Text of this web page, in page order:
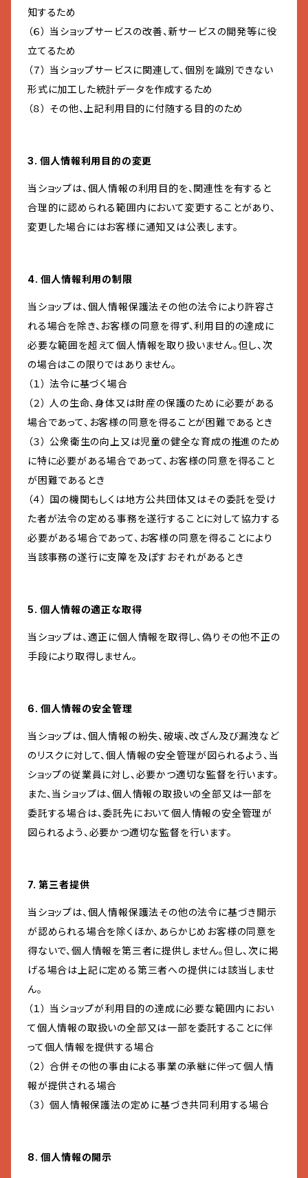
知するため
（６） 当ショップサービスの改善、新サービスの開発等に役
立てるため
（７） 当ショップサービスに関連して、個別を識別できない
形式に加工した統計データを作成するため
（８） その他、上記利用目的に付随する目的のため
3. 個人情報利用目的の変更
当ショップは、個人情報の利用目的を、関連性を有すると
合理的に認められる範囲内において変更することがあり、
変更した場合にはお客様に通知又は公表します。
4. 個人情報利用の制限
当ショップは、個人情報保護法その他の法令により許容さ
れる場合を除き、お客様の同意を得ず、利用目的の達成に
必要な範囲を超えて個人情報を取り扱いません。但し、次
の場合はこの限りではありません。
（１） 法令に基づく場合
（２） 人の生命、身体又は財産の保護のために必要がある
場合であって、お客様の同意を得ることが困難であるとき
（３） 公衆衛生の向上又は児童の健全な育成の推進のため
に特に必要がある場合であって、お客様の同意を得ること
が困難であるとき
（４） 国の機関もしくは地方公共団体又はその委託を受け
た者が法令の定める事務を遂行することに対して協力する
必要がある場合であって、お客様の同意を得ることにより
当該事務の遂行に支障を及ぼすおそれがあるとき
5. 個人情報の適正な取得
当ショップは、適正に個人情報を取得し、偽りその他不正の
手段により取得しません。
6. 個人情報の安全管理
当ショップは、個人情報の紛失、破壊、改ざん及び漏洩など
のリスクに対して、個人情報の安全管理が図られるよう、当
ショップの従業員に対し、必要かつ適切な監督を行います。
また、当ショップは、個人情報の取扱いの全部又は一部を
委託する場合は、委託先において個人情報の安全管理が
図られるよう、必要かつ適切な監督を行います。
7. 第三者提供
当ショップは、個人情報保護法その他の法令に基づき開示
が認められる場合を除くほか、あらかじめお客様の同意を
得ないで、個人情報を第三者に提供しません。但し、次に掲
げる場合は上記に定める第三者への提供には該当しませ
ん。
（１） 当ショップが利用目的の達成に必要な範囲内におい
て個人情報の取扱いの全部又は一部を委託することに伴
って個人情報を提供する場合
（２） 合併その他の事由による事業の承継に伴って個人情
報が提供される場合
（３） 個人情報保護法の定めに基づき共同利用する場合
8. 個人情報の開示